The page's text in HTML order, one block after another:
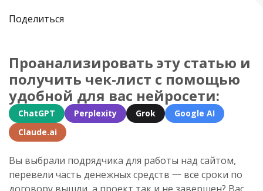
Поделиться
Проанализировать эту статью и
получить чек-лист с помощью
удобной для вас нейросети:
ChatGPT Perplexity Grok
Google AI
Claude.ai
Вы выбрали подрядчика для работы над сайтом,
перевели часть денежных средств 一 все сроки по